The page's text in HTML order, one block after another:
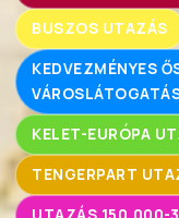
BUSZOS UTAZÁS
KEDVEZMÉNYES
KELET-EURÓPA
TENGERPART